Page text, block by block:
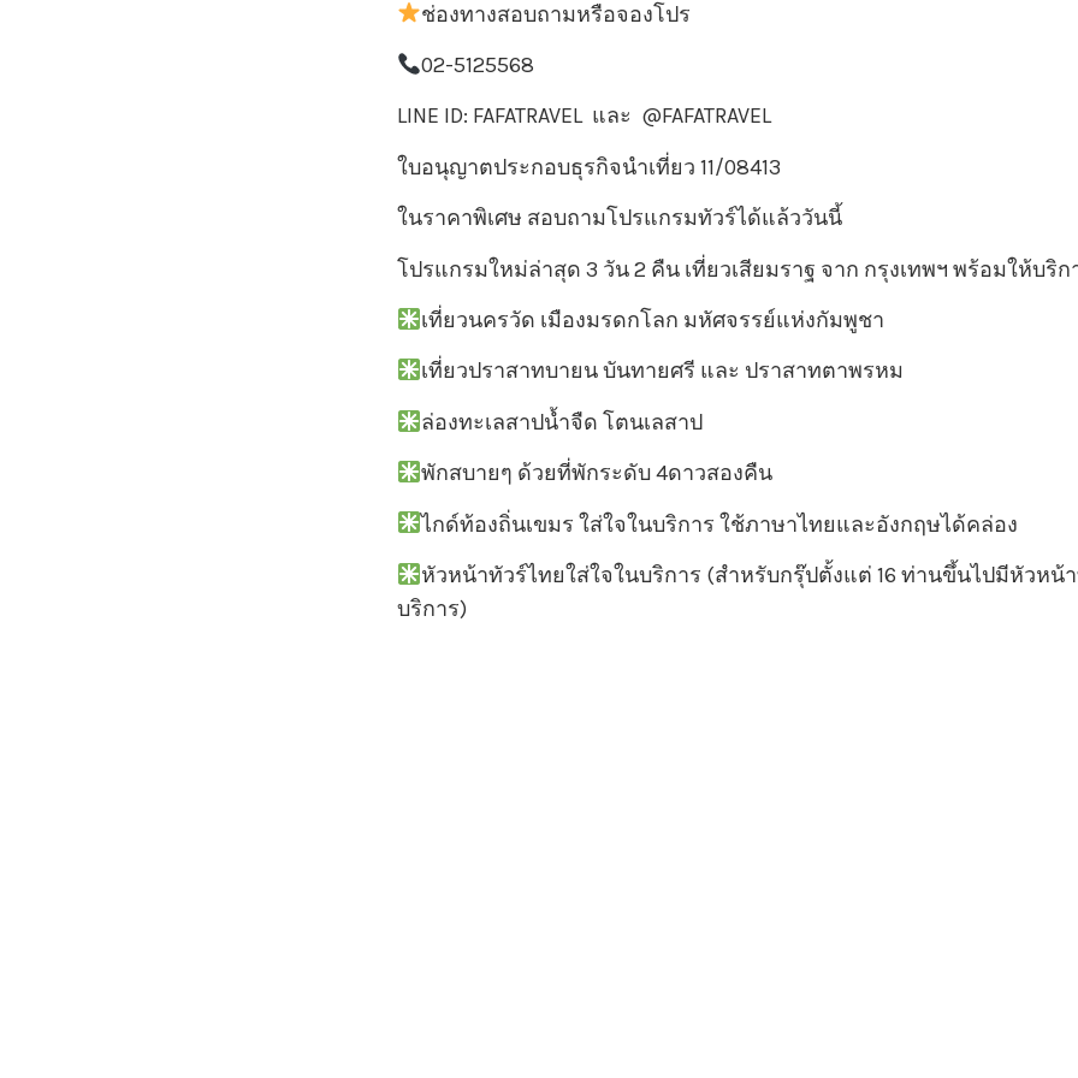
ช่องทางสอบถามหรือจองโปร
02-5125568
LINE ID: FAFATRAVEL และ @FAFATRAVEL
ใบอนุญาตประกอบธุรกิจนำเที่ยว 11/08413
ในราคาพิเศษ สอบถามโปรแกรมทัวร์ได้แล้ววันนี้
โปรแกรมใหม่ล่าสุด 3 วัน 2 คืน เที่ยวเสียมราฐ จาก กรุงเทพฯ พร้อมให้บริก
เที่ยวนครวัด เมืองมรดกโลก มหัศจรรย์แห่งกัมพูชา
เที่ยวปราสาทบายน บันทายศรี และ ปราสาทตาพรหม
ล่องทะเลสาปน้ำจืด โตนเลสาป
พักสบายๆ ด้วยที่พักระดับ 4ดาวสองคืน
ไกด์ท้องถิ่นเขมร ใส่ใจในบริการ ใช้ภาษาไทยและอังกฤษได้คล่อง
หัวหน้าทัวร์ไทยใส่ใจในบริการ (สำหรับกรุ๊ปตั้งแต่ 16 ท่านขึ้นไปมีหัวหน้
บริการ)